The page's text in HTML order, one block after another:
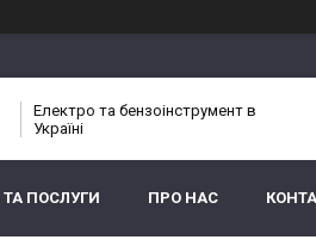
Електро та бензоінструмент в
Україні
ПОСЛУГИ ПРО НАС